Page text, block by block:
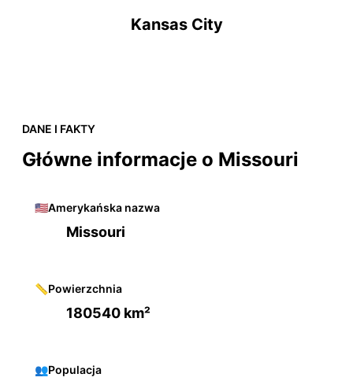
Kansas City
DANE I FAKTY
Główne informacje o Missouri
🇺🇸Amerykańska nazwa
Missouri
📏Powierzchnia
180540 km²
👥Populacja